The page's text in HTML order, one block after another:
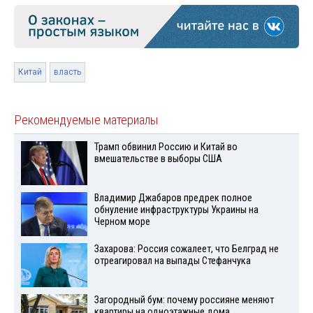
Китай власть
Рекомендуемые материалы
Трамп обвинил Россию и Китай во
вмешательстве в выборы США
Владимир Джабаров предрек полное
обнуление инфраструктуры Украины на
Черном море
Захарова: Россия сожалеет, что Белград не
отреагировал на выпады Стефанчука
Загородный бум: почему россияне меняют